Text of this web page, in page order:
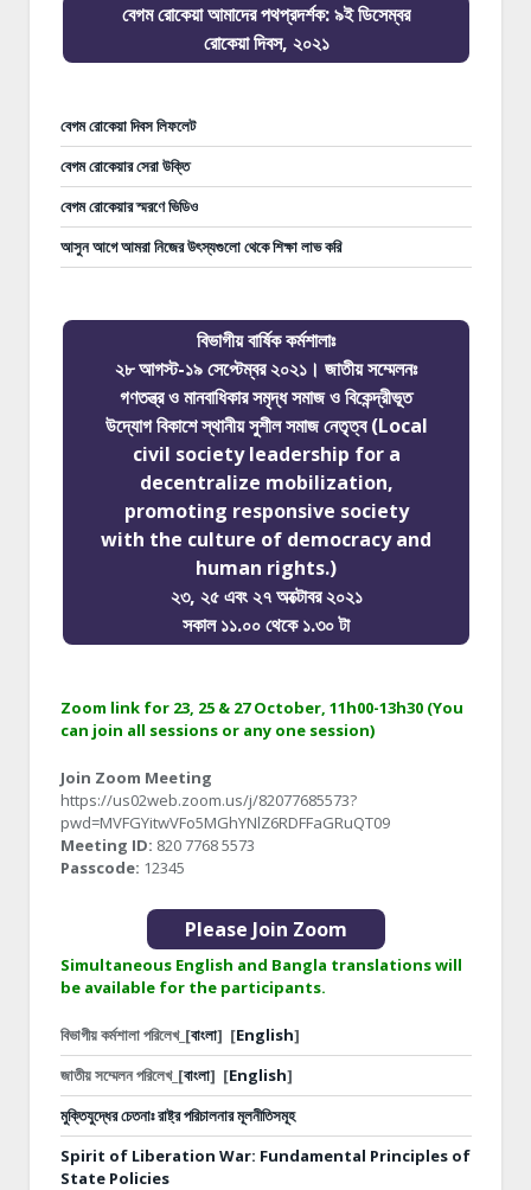
বেগম রোকেয়া আমাদের পথপ্রদর্শক: ৯ই ডিসেম্বর
রোকেয়া দিবস, ২০২১
বেগম রোকেয়া দিবস লিফলেট
বেগম রোকেয়ার সেরা উক্তি
বেগম রোকেয়ার স্মরণে ভিডিও
আসুন আগে আমরা নিজের উৎস্যগুলো থেকে শিক্ষা লাভ করি
বিভাগীয় বার্ষিক কর্মশালাঃ
২৮ আগস্ট-১৯ সেপ্টেম্বর ২০২১। জাতীয় সম্মেলনঃ
গণতন্ত্র ও মানবাধিকার সমৃদ্ধ সমাজ ও বিকেন্দ্রীভূত
উদ্যোগ বিকাশে স্থানীয় সুশীল সমাজ নেতৃত্ব (Local
civil society leadership for a
decentralize mobilization,
promoting responsive society
with the culture of democracy and
human rights.)
২৩, ২৫ এবং ২৭ অক্টোবর ২০২১
সকাল ১১.০০ থেকে ১.৩০ টা
Zoom link for 23, 25 & 27 October, 11h00-13h30 (You
can join all sessions or any one session)
Join Zoom Meeting
https://us02web.zoom.us/j/82077685573?
pwd=MVFGYitwVFo5MGhYNlZ6RDFFaGRuQT09
Meeting ID: 820 7768 5573
Passcode: 12345
Please Join Zoom
Simultaneous English and Bangla translations will
be available for the participants.
বিভাগীয় কর্মশালা পরিলেখ_[বাংলা] [English]
জাতীয় সম্মেলন পরিলেখ_[বাংলা] [English]
মুক্তিযুদ্ধের চেতনাঃ রাষ্ট্র পরিচালনার মূলনীতিসমূহ
Spirit of Liberation War: Fundamental Principles of
State Policies